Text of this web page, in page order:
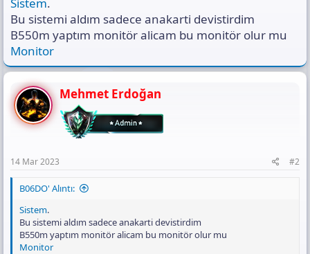
ı
n
ı
o
y
l
a
Bu sistemi aldım sadece anakarti devistirdim
B550m yaptım monitör alicam bu monitör olur mu
Monitor
Mehmet Erdoğan
14 Mar 2023 #2
B06DO' Alıntı:
Sistem.
Bu sistemi aldım sadece anakarti devistirdim
B550m yaptım monitör alicam bu monitör olur mu
Monitor